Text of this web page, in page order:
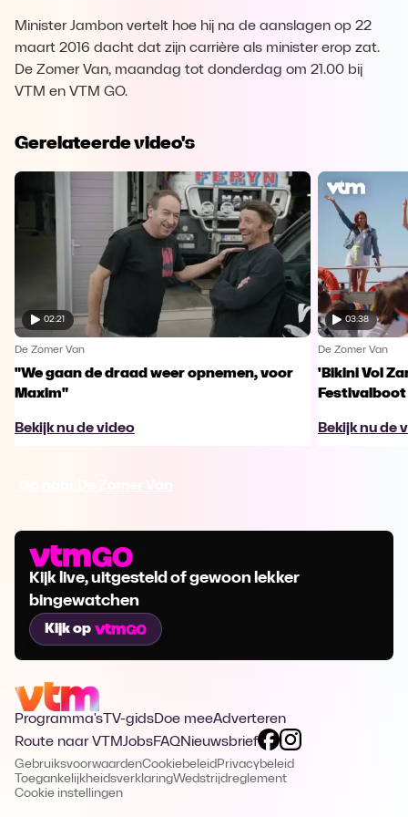
Minister Jambon vertelt hoe hij na de aanslagen op 22
maart 2016 dacht dat zijn carrière als minister erop zat.
De Zomer Van, maandag tot donderdag om 21.00 bij
VTM en VTM GO.
Gerelateerde video's
02:21
De Zomer Van
"We gaan de draad weer opnemen, voor
Maxim"
Bekijk nu de video
03:38
De Zomer Van
'Bikini Vol
Festivalboot
Bekijk nu de
Kijk live, uitgesteld of gewoon lekker
bingewatchen
Kijk op
Programma's TV-gidsDoe meeAdverteren
Route naar VTMJobsFAQNieuwsbrief
GebruiksvoorwaardenCookiebeleid Privacybeleid
ToegankelijkheidsverklaringWedstrijdreglement
Cookie instellingen